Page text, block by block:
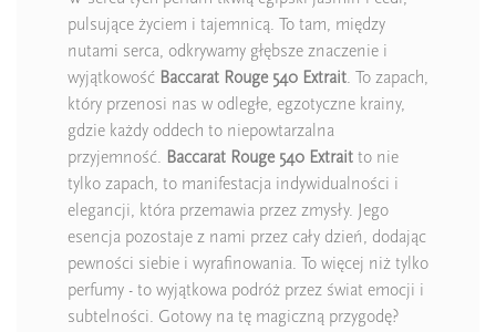
pulsujące życiem i tajemnicą. To tam, między
nutami serca, odkrywamy głębsze znaczenie i
wyjątkowość Baccarat Rouge 540 Extrait. To zapach,
który przenosi nas w odległe, egzotyczne krainy,
gdzie każdy oddech to niepowtarzalna
przyjemność. Baccarat Rouge 540 Extrait to nie
tylko zapach, to manifestacja indywidualności i
elegancji, która przemawia przez zmysły. Jego
esencja pozostaje z nami przez cały dzień, dodając
pewności siebie i wyrafinowania. To więcej niż tylko
perfumy - to wyjątkowa podróż przez świat emocji i
subtelności. Gotowy na tę magiczną przygodę?